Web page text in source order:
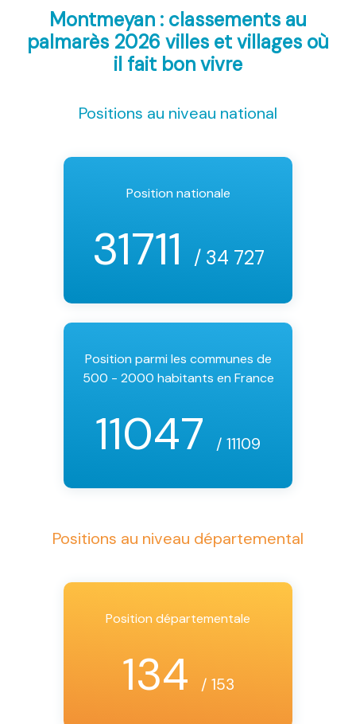
Montmeyan : classements au
palmarès 2026 villes et villages où
il fait bon vivre
Positions au niveau national
Position nationale
31711 / 34 727
Position parmi les communes de
500 - 2000 habitants en France
11047 / 11109
Positions au niveau départemental
Position départementale
134 / 153